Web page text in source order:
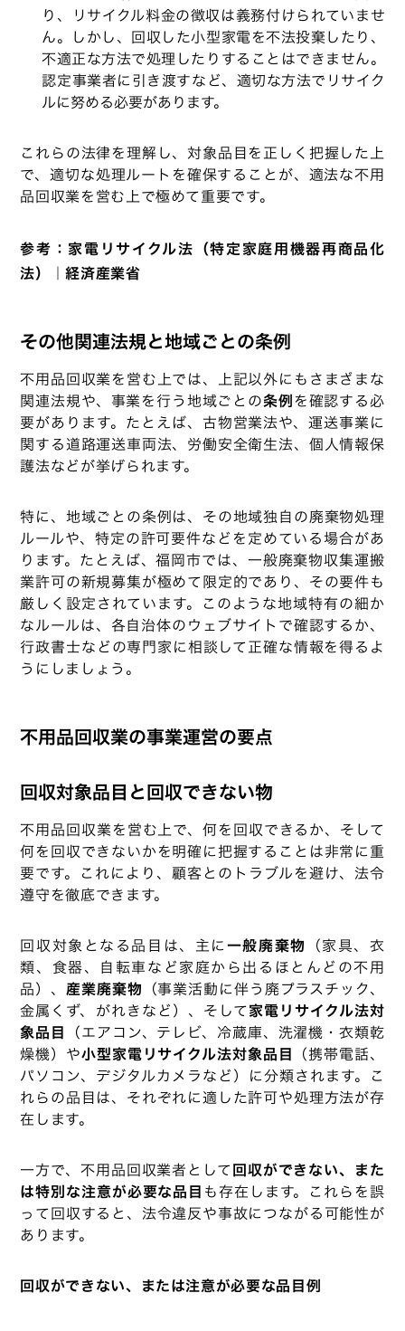
り、リサイクル料金の徴収は義務付けられていませ
ん。しかし、回収した小型家電を不法投棄したり、
不適正な方法で処理したりすることはできません。
認定事業者に引き渡すなど、適切な方法でリサイク
ルに努める必要があります。
これらの法律を理解し、対象品目を正しく把握した上
で、適切な処理ルートを確保することが、適法な不用
品回収業を営む上で極めて重要です。
参考： 家電リサイクル法（特定家庭用機器再商品化
法）｜経済産業省
その他関連法規と地域ごとの条例
不用品回収業を営む上では、上記以外にもさまざまな
関連法規や、事業を行う地域ごとの条例を確認する必
要があります。たとえば、古物営業法や、運送事業に
関する道路運送車両法、労働安全衛生法、個人情報保
護法などが挙げられます。
特に、地域ごとの条例は、その地域独自の廃棄物処理
ルールや、特定の許可要件などを定めている場合があ
ります。たとえば、福岡市では、一般廃棄物収集運搬
業許可の新規募集が極めて限定的であり、その要件も
厳しく設定されています。このような地域特有の細か
なルールは、各自治体のウェブサイトで確認するか、
行政書士などの専門家に相談して正確な情報を得るよ
うにしましょう。
不用品回収業の事業運営の要点
回収対象品目と回収できない物
不用品回収業を営む上で、何を回収できるか、そして
何を回収できないかを明確に把握することは非常に重
要です。これにより、顧客とのトラブルを避け、法令
遵守を徹底できます。
回収対象となる品目は、主に一般廃棄物 （家具、衣
類、食器、自転車など家庭から出るほとんどの不用
品）、産業廃棄物 （事業活動に伴う廃プラスチック、
金属くず、がれきなど）、そして家電リサイクル法対
象品目 （エアコン、テレビ、冷蔵庫、洗濯機・衣類乾
燥機）や小型家電リサイクル法対象品目 （携帯電話、
パソコン、デジタルカメラなど）に分類されます。こ
れらの品目は、それぞれに適した許可や処理方法が存
在します。
一方で、不用品回収業者として回収ができない、また
は特別な注意が必要な品目 も存在します。これらを誤
って回収すると、法令違反や事故につながる可能性が
あります。
回収ができない、または注意が必要な品目例